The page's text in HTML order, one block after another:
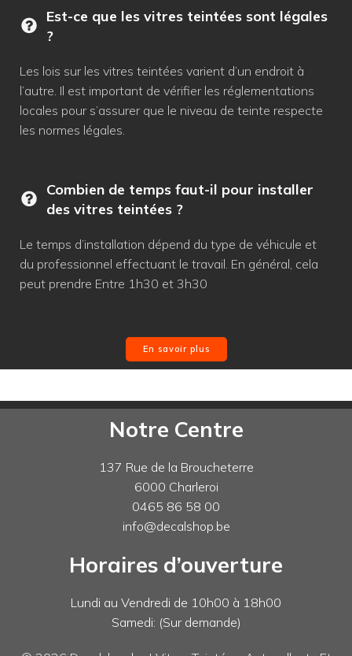
Est-ce que les vitres teintées sont légales
?
Les lois sur les vitres teintées varient d’un endroit à
l’autre. Il est important de vérifier les réglementations
locales pour s’assurer que le niveau de teinte respecte
les normes légales.
Combien de temps faut-il pour installer
des vitres teintées ?
Le temps d’installation dépend du type de véhicule et
du professionnel effectuant le travail. En général, cela
peut prendre Entre 1h30 et 3h30
En savoir plus
Notre Centre
137 Rue de la Broucheterre
6000 Charleroi
0465 86 58 00
info@decalshop.be
Horaires d’ouverture
Lundi au Vendredi de 10h00 à 18h00
Samedi: (Sur demande)